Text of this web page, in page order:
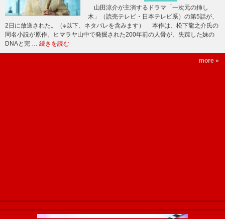
山田涼介が主演するドラマ「一次元の挿し
木」（読売テレビ・日本テレビ系）の第5話が、
2日に放送された。（※以下、ネタバレを含みます） 本作は、松下龍之介氏の
同名小説が原作。ヒマラヤ山中で発掘された200年前の人骨が、失踪した妹の
DNAと完 … 続きを読む
more »